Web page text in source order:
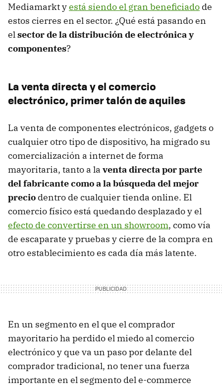
Mediamarkt yestá siendo el gran beneficiado de
estos cierres en el sector. ¿Qué está pasando en
elsector de la distribución de electrónica y
componentes?
La venta directa y el comercio
electrónico, primer talón de aquiles
La venta de componentes electrónicos, gadgets o
cualquier otro tipo de dispositivo, ha migrado su
comercialización a internet de forma
mayoritaria, tanto a la venta directa por parte
del fabricante como a la búsqueda del mejor
precio dentro de cualquier tienda online. El
comercio físico está quedando desplazado y el
efecto de convertirse en un showroom, como vía
de escaparate y pruebas y cierre de la compra en
otro establecimiento es cada día más latente.
En un segmento en el que el comprador
mayoritario ha perdido el miedo al comercio
electrónico y que va un paso por delante del
comprador tradicional, no tener una fuerza
importante en el segmento del e-commerce